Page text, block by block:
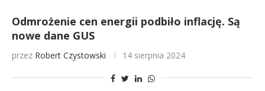
Odmrożenie cen energii podbiło inflację. Są
nowe dane GUS
przez Robert Czystowski 14 sierpnia 2024